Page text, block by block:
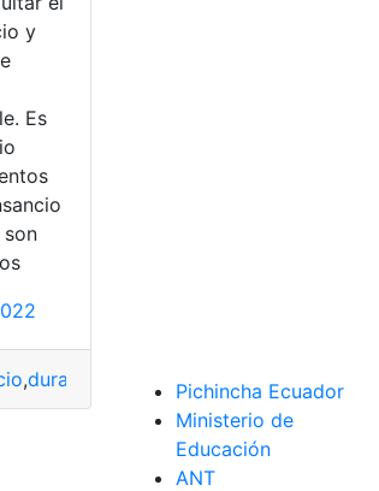
y
Es
son
,duradero Saludable ,Sueño
Pichincha Ecuador
Ministerio de
Educación
ANT